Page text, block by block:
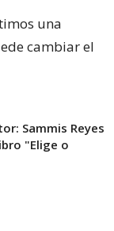
una
cambiar el
Sammis Reyes
"Elige o